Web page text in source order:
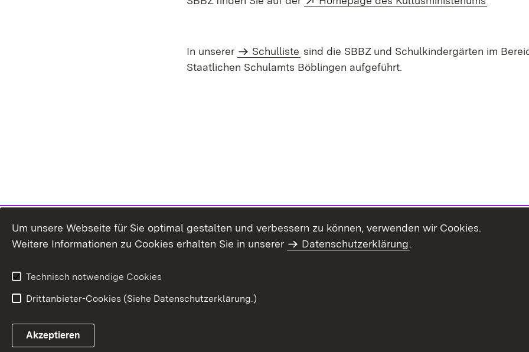
In unserer Schulliste sind die SBBZ und Schulkindergärten im
Staatlichen Schulamts Böblingen aufgeführt.
Um unsere Webseite für Sie optimal gestalten und verbessern zu können, verwenden wir Cookies.
Weitere Informationen zu Cookies erhalten Sie in unserer
Datenschutzerklärung.
Technisch notwendige Cookies
Drittanbieter-Cookies (Siehe Datenschutzerklärung.)
Akzeptieren